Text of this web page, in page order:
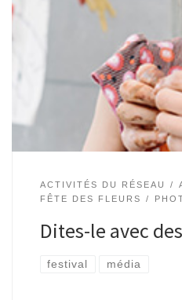
Atelier « Dites-le avec des plis
l’occasion de la 28e Fête des
nous avons proposé un
ACTIVITÉS DU RÉSEAU
FÊTE DES FLEURS
Dites-le avec
festival média